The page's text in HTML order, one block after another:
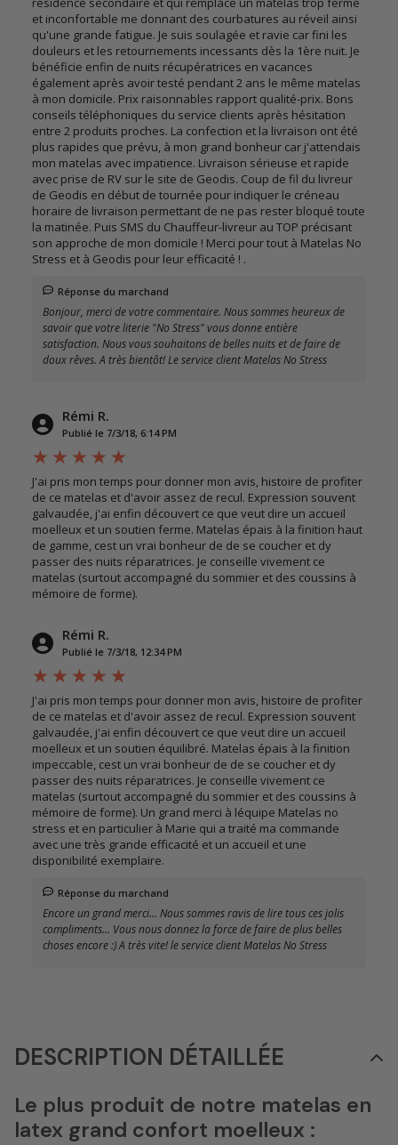
et inconfortable me donnant des courbatures au réveil ainsi
qu'une grande fatigue. Je suis soulagée et ravie car fini les
douleurs et les retournements incessants dès la 1ère nuit. Je
bénéficie enfin de nuits récupératrices en vacances
également après avoir testé pendant 2 ans le même matelas
à mon domicile. Prix raisonnables rapport qualité-prix. Bons
conseils téléphoniques du service clients après hésitation
entre 2 produits proches. La confection et la livraison ont été
plus rapides que prévu, à mon grand bonheur car j'attendais
mon matelas avec impatience. Livraison sérieuse et rapide
avec prise de RV sur le site de Geodis. Coup de fil du livreur
de Geodis en début de tournée pour indiquer le créneau
horaire de livraison permettant de ne pas rester bloqué toute
la matinée. Puis SMS du Chauffeur-livreur au TOP précisant
son approche de mon domicile ! Merci pour tout à Matelas No
Stress et à Geodis pour leur efficacité ! .
Réponse du marchand
Bonjour, merci de votre commentaire. Nous sommes heureux de
savoir que votre literie "No Stress" vous donne entière
satisfaction. Nous vous souhaitons de belles nuits et de faire de
doux rêves. A très bientôt! Le service client Matelas No Stress
Rémi R.
Publié le 7/3/18, 6:14 PM
J'ai pris mon temps pour donner mon avis, histoire de profiter
de ce matelas et d'avoir assez de recul. Expression souvent
galvaudée, j'ai enfin découvert ce que veut dire un accueil
moelleux et un soutien ferme. Matelas épais à la finition haut
de gamme, cest un vrai bonheur de de se coucher et dy
passer des nuits réparatrices. Je conseille vivement ce
matelas (surtout accompagné du sommier et des coussins à
mémoire de forme).
Rémi R.
Publié le 7/3/18, 12:34 PM
J'ai pris mon temps pour donner mon avis, histoire de profiter
de ce matelas et d'avoir assez de recul. Expression souvent
galvaudée, j'ai enfin découvert ce que veut dire un accueil
moelleux et un soutien équilibré. Matelas épais à la finition
impeccable, cest un vrai bonheur de de se coucher et dy
passer des nuits réparatrices. Je conseille vivement ce
matelas (surtout accompagné du sommier et des coussins à
mémoire de forme). Un grand merci à léquipe Matelas no
stress et en particulier à Marie qui a traité ma commande
avec une très grande efficacité et un accueil et une
disponibilité exemplaire.
Réponse du marchand
Encore un grand merci... Nous sommes ravis de lire tous ces jolis
compliments... Vous nous donnez la force de faire de plus belles
choses encore :) A très vite! le service client Matelas No Stress
DESCRIPTION DÉTAILLÉE
Le plus produit de notre matelas en
latex grand confort moelleux :